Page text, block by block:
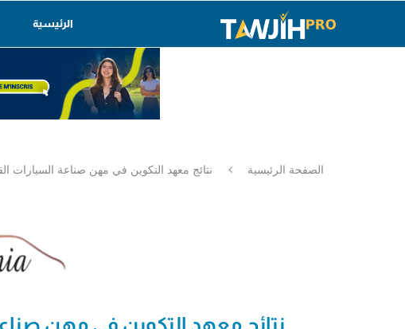
الرئيسية
الصفحة الرئيسية نتائج معهد التكوين في مهن صناعة السيارات القنيطرة
نتائج معهد التكوين في مهن صناعة